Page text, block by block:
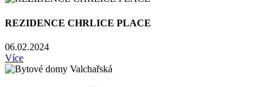
REZIDENCE CHRLICE PLACE
06.02.2024
Více